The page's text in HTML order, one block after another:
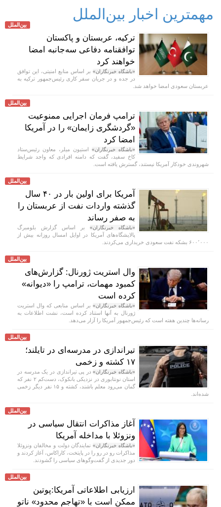
مهمترین اخبار بین‌الملل
بین‌الملل
ترکیه، عربستان و پاکستان
توافقنامه دفاعی سه‌جانبه امضا
خواهند کرد
«باشگاه خبرنگاران» بر اساس منابع امنیتی، این توافق
در جده و در جریان سفر کاری رئیس‌جمهور ترکیه به
عربستان سعودی امضا خواهد شد.
بین‌الملل
ترامپ فرمان اجرایی ممنوعیت
«گردشگری زایمان» را در آمریکا
امضا کرد
«باشگاه خبرنگاران» استیون میلر، معاون رئیس‌ستاد
کاخ سفید، گفت که دامنه افرادی که واجد شرایط
شهروندی خودکار آمریکا نیستند، گسترش یافته است.
بین‌الملل
آمریکا برای اولین بار در ۴۰ سال
گذشته واردات نفت از عربستان را
به صفر رساند
«باشگاه خبرنگاران» بر اساس گزارش بلومبرگ
پالایشگاه‌های آمریکا در اوایل امسال روزانه بیش از
۶۰۰٬۰۰۰ بشکه نفت سعودی خریداری می‌کردند.
بین‌الملل
وال استریت ژورنال: گزارش‌های
کمبود مهمات، ترامپ را «دیوانه»
کرده است
«باشگاه خبرنگاران» بر اساس منابعی که وال استریت
ژورنال به آنها استناد کرده است، نشت اطلاعات به
رسانه‌ها چندین هفته است که رئیس‌جمهور آمریکا را آزار می‌دهد.
بین‌الملل
تیراندازی در مدرسه‌ای در تایلند؛
۱۷ کشته و زخمی
«باشگاه خبرنگاران»در پی تیراندازی در یک مدرسه در
استان نونتابوری در نزدیکی بانکوک، دست‌کم ۲ نفر که
گمان می‌رود معلم باشند، کشته و ۱۵ نفر دیگر زخمی
شده‌اند.
بین‌الملل
آغاز مذاکرات انتقال سیاسی در
ونزوئلا با مداخله آمریکا
«باشگاه خبرنگاران»نمایندگان دولت و مخالفان ونزوئلا
مذاکرات رو در رو را در پایتخت، کاراکاس، آغاز کردند و
دور جدیدی از گفت‌و‌گو‌های سیاسی را گشودند.
بین‌الملل
ارزیابی اطلاعاتی آمریکا:پوتین
ممکن است با «تهاجم محدود» ناتو